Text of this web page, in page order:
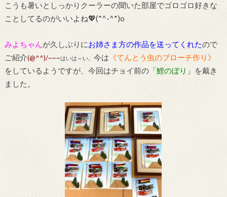
こうも暑いとしっかりクーラーの聞いた部屋でゴロゴロ好きな
ことしてるのがいいよね💖(*^-^*)o
みよちゃんが久しぶりにお姉さま方の作品を送ってくれたので
ご紹介(@^^)/~~~はいは～い。 今は 《てんとう虫のブローチ作り》
をしているようですが、今回はチョイ前の「鯉のぼり」
を戴き
ました。